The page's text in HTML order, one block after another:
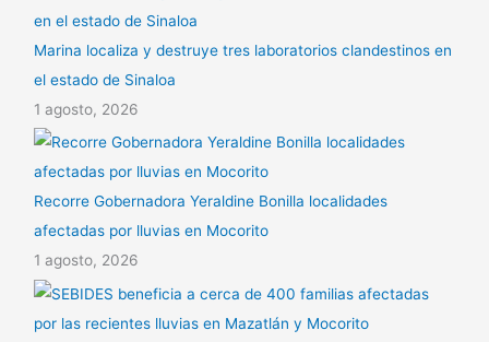
Marina localiza y destruye tres laboratorios clandestinos en
el estado de Sinaloa
1 agosto, 2026
Recorre Gobernadora Yeraldine Bonilla localidades
afectadas por lluvias en Mocorito
1 agosto, 2026